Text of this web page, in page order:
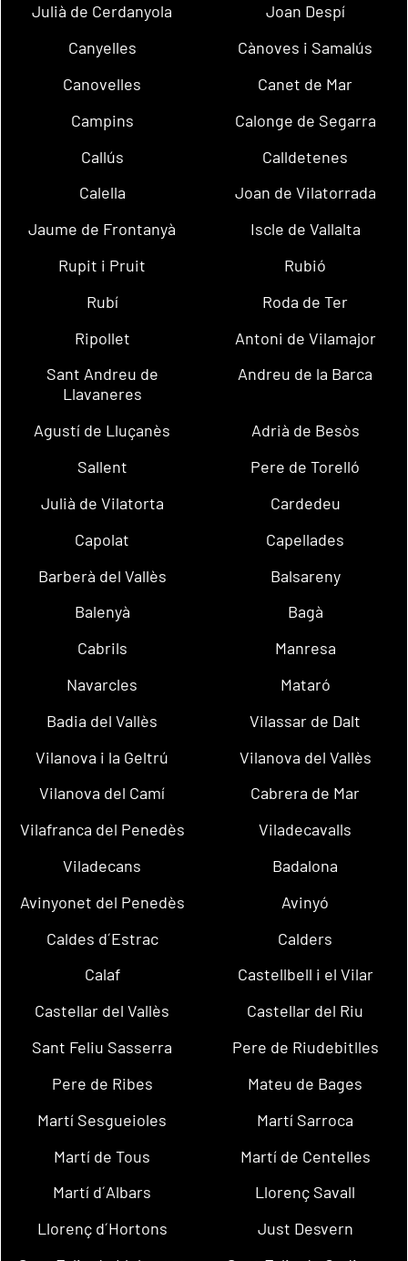
Julià de Cerdanyola
Joan Despí
Canyelles
Cànoves i Samalús
Canovelles
Canet de Mar
Campins
Calonge de Segarra
Callús
Calldetenes
Calella
Joan de Vilatorrada
Jaume de Frontanyà
Iscle de Vallalta
Rupit i Pruit
Rubió
Rubí
Roda de Ter
Ripollet
Antoni de Vilamajor
Sant Andreu de
Llavaneres
Andreu de la Barca
Agustí de Lluçanès
Adrià de Besòs
Sallent
Pere de Torelló
Julià de Vilatorta
Cardedeu
Capolat
Capellades
Barberà del Vallès
Balsareny
Balenyà
Bagà
Cabrils
Manresa
Navarcles
Mataró
Badia del Vallès
Vilassar de Dalt
Vilanova i la Geltrú
Vilanova del Vallès
Vilanova del Camí
Cabrera de Mar
Vilafranca del Penedès
Viladecavalls
Viladecans
Badalona
Avinyonet del Penedès
Avinyó
Caldes d´Estrac
Calders
Calaf
Castellbell i el Vilar
Castellar del Vallès
Castellar del Riu
Sant Feliu Sasserra
Pere de Riudebitlles
Pere de Ribes
Mateu de Bages
Martí Sesgueioles
Martí Sarroca
Martí de Tous
Martí de Centelles
Martí d´Albars
Llorenç Savall
Llorenç d´Hortons
Just Desvern